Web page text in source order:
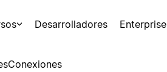
Desarrolladores Enterprise
Conexiones